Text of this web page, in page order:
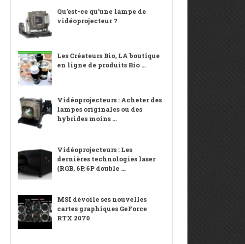
Qu’est-ce qu’une lampe de
vidéoprojecteur ?
Les Créateurs Bio, LA boutique
en ligne de produits Bio ...
Vidéoprojecteurs : Acheter des
lampes originales ou des
hybrides moins ...
Vidéoprojecteurs : Les
dernières technologies laser
(RGB, 6P, 6P double ...
MSI dévoile ses nouvelles
cartes graphiques GeForce
RTX 2070